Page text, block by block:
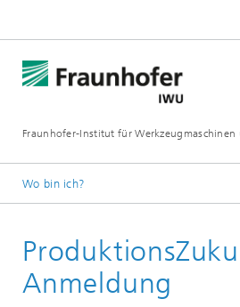
Fraunhofer-Institut für
Wo bin ich?
Wissensportal
Anmeldung